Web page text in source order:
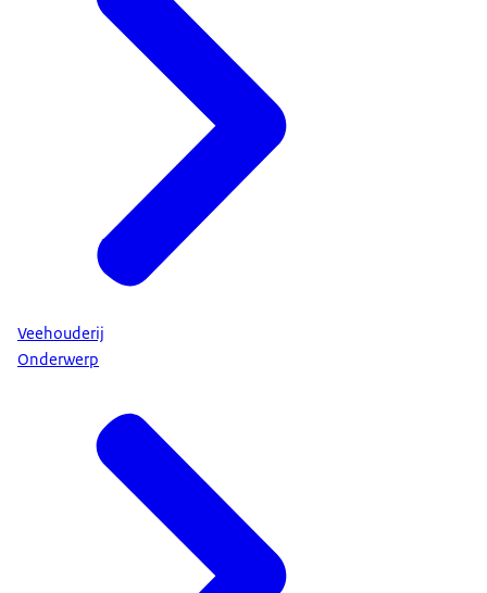
Veehouderij
Onderwerp